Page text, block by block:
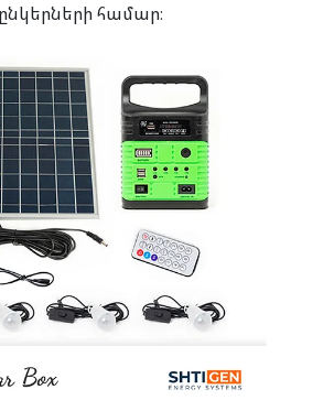
համար։